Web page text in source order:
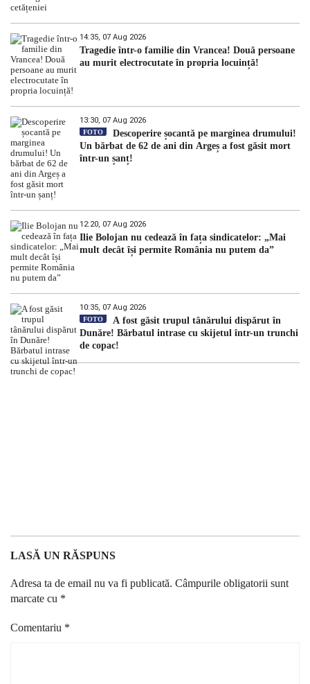
14:35, 07 Aug 2026
Tragedie într-o familie din Vrancea! Două persoane
au murit electrocutate în propria locuință!
13:30, 07 Aug 2026
FOTO
Descoperire șocantă pe marginea drumului!
Un bărbat de 62 de ani din Argeș a fost găsit mort
într-un șanț!
12:20, 07 Aug 2026
Ilie Bolojan nu cedează în fața sindicatelor: „Mai
mult decât își permite România nu putem da”
10:35, 07 Aug 2026
FOTO
A fost găsit trupul tânărului dispărut în
Dunăre! Bărbatul intrase cu skijetul într-un trunchi
de copac!
LASĂ UN RĂSPUNS
Adresa ta de email nu va fi publicată. Câmpurile obligatorii sunt
marcate cu *
Comentariu *